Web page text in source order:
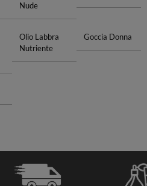
Nude
Olio Labbra
Nutriente
Goccia Donna